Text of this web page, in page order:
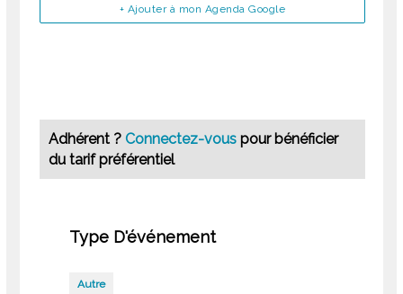
+ Ajouter à mon Agenda Google
Adhérent ?Connectez-vouspour bénéficier
du tarif préférentiel
Type D'événement
Autre